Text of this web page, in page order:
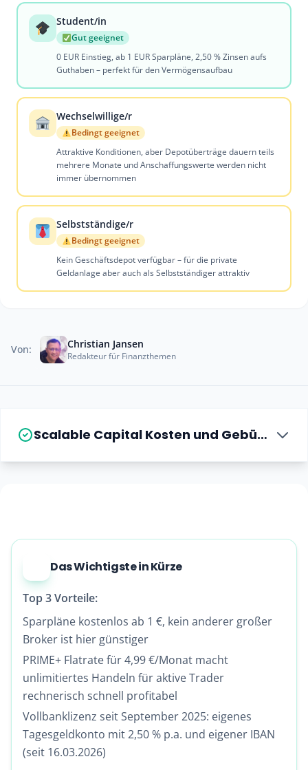
Student/in
Gut geeignet
0 EUR Einstieg, ab 1 EUR Sparpläne, 2,50 % Zinsen aufs
Guthaben – perfekt für den Vermögensaufbau
Wechselwillige/r
Bedingt geeignet
Attraktive Konditionen, aber Depotüberträge dauern teils
mehrere Monate und Anschaffungswerte werden nicht
immer übernommen
Selbstständige/r
Bedingt geeignet
Kein Geschäftsdepot verfügbar – für die private
Geldanlage aber auch als Selbstständiger attraktiv
Von: Christian Jansen
Redakteur für Finanzthemen
Scalable Capital Kosten und Gebühren
Das Wichtigste in Kürze
Top 3 Vorteile:
Sparpläne kostenlos ab 1 €, kein anderer großer
Broker ist hier günstiger
PRIME+ Flatrate für 4,99 €/Monat macht
unlimitiertes Handeln für aktive Trader
rechnerisch schnell profitabel
Vollbanklizenz seit September 2025: eigenes
Tagesgeldkonto mit 2,50 % p.a. und eigener IBAN
(seit 16.03.2026)